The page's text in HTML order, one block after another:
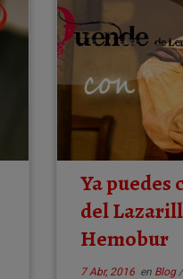
Ya
del
Hemobur
7 Abr, 2016en Blog